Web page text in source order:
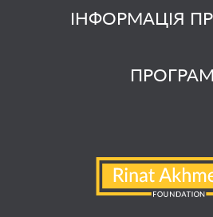
ІНФОРМАЦІЯ